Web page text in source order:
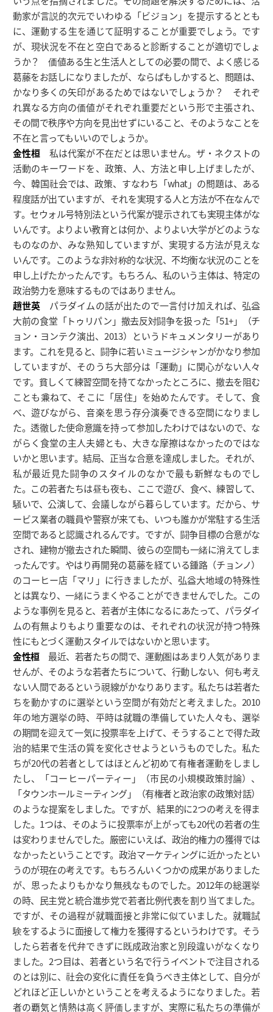
動家が言説的次元でいわゆる「ビジョン」を提示するととも
に、運動する生を通じて証明することが重要でしょう。です
が、現状況を不在と空白であると診断することが適切でしょ
うか？ 価値ある生と生活人としての必要の間で、よく感じる
葛藤をお話しになりましたが、ならばもしかすると、問題は、
かなり多くの矢印があるためではないでしょうか？ それぞ
れ異なる方向の価値がそれぞれ重要だという形で主張され、
その間で秩序や方向を見出せずにいること、そのようなことを
不在と言ってもいいのでしょうか。
金性桓 私は代案が不在だとは思いません。ザ・ネクストの
活動のキーワードを、政策、人、方法と申し上げましたが、
今、韓国社会では、政策、すなわち「what」の問題は、ある
程度話が出ていますが、それを実現する人と方法が不在なんで
す。セウォル号特別法という代案が提示されても実現主体がな
いんです。よりよい教育とは何か、よりよい大学がどのような
ものなのか、みな熟知していますが、実現する方法が見えな
いんです。このような非対称的な状況、不均衡な状況のことを
申し上げたかったんです。もちろん、私のいう主体は、特定の
政治勢力を意味するものではありません。
趙世英 パラダイムの話が出たので一言付け加えれば、弘益
大前の食堂「トゥリパン」撤去反対闘争を扱った「51+」（チ
ョン・ヨンテク演出、2013）というドキュメンタリーがあり
ます。これを見ると、闘争に若いミュージシャンがかなり参加
していますが、そのうち大部分は「運動」に関心がない人々
です。貧しくて練習空間を持てなかったところに、撤去を阻む
ことも兼ねて、そこに「居住」を始めたんです。そして、食
べ、遊びながら、音楽を思う存分演奏できる空間になりまし
た。透徹した使命意識を持って参加したわけではないので、な
がらく食堂の主人夫婦とも、大きな摩擦はなかったのではな
いかと思います。結局、正当な合意を達成しました。それが、
私が最近見た闘争のスタイルのなかで最も新鮮なものでし
た。この若者たちは昼も夜も、ここで遊び、食べ、練習して、
騒いで、公演して、会議しながら暮らしています。だから、サ
ービス業者の職員や警察が来ても、いつも誰かが常駐する生活
空間であると認識されるんです。ですが、闘争目標の合意がな
され、建物が撤去された瞬間、彼らの空間も一緒に消えてしま
ったんです。やはり再開発の葛藤を経ている鍾路（チョンノ）
のコーヒー店「マリ」に行きましたが、弘益大地域の特殊性
とは異なり、一緒にうまくやることができませんでした。この
ような事例を見ると、若者が主体になるにあたって、パラダイ
ムの有無よりもより重要なのは、それぞれの状況が持つ特殊
性にもとづく運動スタイルではないかと思います。
金性桓最近、若者たちの間で、運動圏はあまり人気がありま
せんが、そのような若者たちについて、行動しない、何も考え
ない人間であるという視線がかなりあります。私たちは若者た
ちを動かすのに選挙という空間が有効だと考えました。2010
年の地方選挙の時、平時は就職の準備していた人々も、選挙
の期間を迎えて一気に投票率を上げて、そうすることで得た政
治的結果で生活の質を変化させようというものでした。私た
ちが20代の若者としてはほとんど初めて有権者運動をしまし
たし、「コーヒーパーティー」（市民の小規模政策討論）、
「タウンホールミーティング」（有権者と政治家の政策対話）
のような提案をしました。ですが、結果的に2つの考えを得ま
した。1つは、そのように投票率が上がっても20代の若者の生
は変わりませんでした。厳密にいえば、政治的権力の獲得では
なかったということです。政治マーケティングに近かったとい
うのが現在の考えです。もちろんいくつかの成果がありました
が、思ったよりもかなり無残なものでした。2012年の総選挙
の時、民主党と統合進歩党で若者比例代表を割り当てました。
ですが、その過程が就職面接と非常に似ていました。就職試
験をするように面接して権力を獲得するというわけです。そう
したら若者を代弁できずに既成政治家と別段違いがなくなり
ました。2つ目は、若者という名で行うイベントで注目される
のとは別に、社会の変化に責任を負うべき主体として、自分が
どれほど正しいかということを考えるようになりました。若
者の覇気と情熱は高く評価しますが、実際に私たちの準備が